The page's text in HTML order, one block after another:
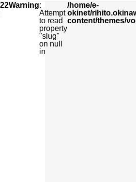
22Warning:
Attempt
to read
property
"slug"
on null
in
/home/e-
okinet/
content/themes/